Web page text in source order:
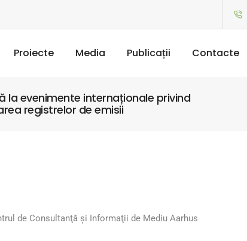
Proiecte Media Publicații Contacte
la evenimente internaționale privind
registrelor de emisii
de Consultanţă şi Informaţii de Mediu Aarhus